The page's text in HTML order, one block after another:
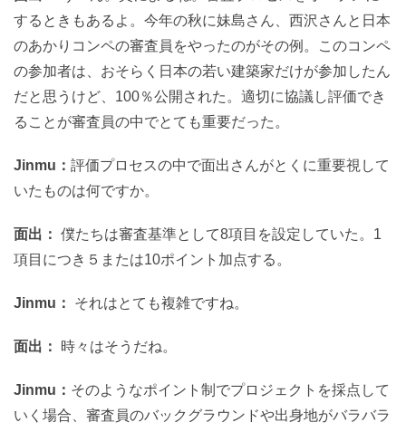
するときもあるよ。今年の秋に妹島さん、西沢さんと日本
のあかりコンペの審査員をやったのがその例。このコンペ
の参加者は、おそらく日本の若い建築家だけが参加したん
だと思うけど、100％公開された。適切に協議し評価でき
ることが審査員の中でとても重要だった。
Jinmu： 評価プロセスの中で面出さんがとくに重要視して
いたものは何ですか。
面出： 僕たちは審査基準として8項目を設定していた。1
項目につき５または10ポイント加点する。
Jinmu： それはとても複雑ですね。
面出： 時々はそうだね。
Jinmu： そのようなポイント制でプロジェクトを採点して
いく場合、審査員のバックグラウンドや出身地がバラバラ